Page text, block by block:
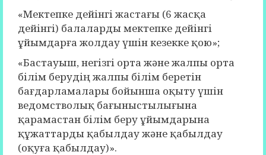
«Мектепке дейінгі жастағы (6 жасқа
дейінгі) балаларды мектепке дейінгі
ұйымдарға жолдау үшін кезекке қою»;
«Бастауыш, негізгі орта және жалпы орта
білім берудің жалпы білім беретін
бағдарламалары бойынша оқыту үшін
ведомстволық бағыныстылығына
қарамастан білім беру ұйымдарына
құжаттарды қабылдау және қабылдау
(оқуға қабылдау)».